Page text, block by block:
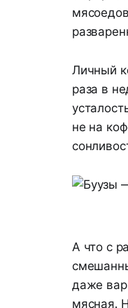
Личный
раза в
не на
А что с
даже
мясная.